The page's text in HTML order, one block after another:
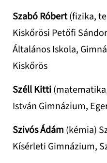
Szabó Róbert(fizika,
Kiskőrösi Petőfi
Általános Iskola,
Kiskőrös
Széll Kitti
István Gimnázium,
Szivós Ádám (kémia)
Kísérleti Gimnázium,